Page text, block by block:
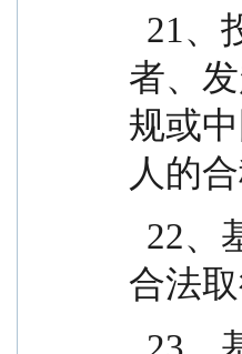
者、
规或
人的
合法